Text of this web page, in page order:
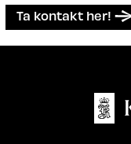
Ta kontakt her!